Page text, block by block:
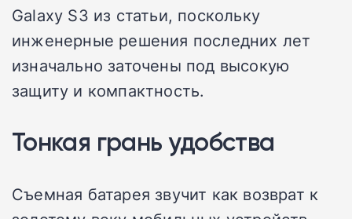
Galaxy S3 из статьи, поскольку
инженерные решения последних лет
изначально заточены под высокую
защиту и компактность.
Тонкая грань удобства
Съемная батарея звучит как возврат к